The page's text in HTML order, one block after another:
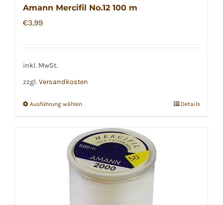
Amann Mercifil No.12 100 m
€3,99
inkl. MwSt.
zzgl. Versandkosten
Ausführung wählenDieses
weist
mehrere
Varianten
auf.
Details